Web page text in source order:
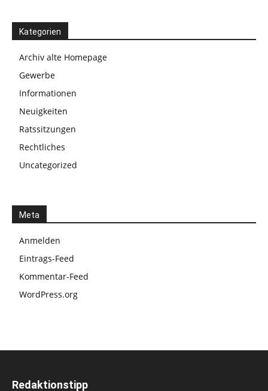
Kategorien
Archiv alte Homepage
Gewerbe
Informationen
Neuigkeiten
Ratssitzungen
Rechtliches
Uncategorized
Meta
Anmelden
Eintrags-Feed
Kommentar-Feed
WordPress.org
Redaktionstipp